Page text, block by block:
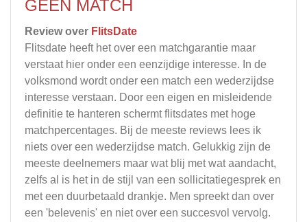
GEEN MATCH
Review over FlitsDate
Flitsdate heeft het over een matchgarantie maar
verstaat hier onder een eenzijdige interesse. In de
volksmond wordt onder een match een wederzijdse
interesse verstaan. Door een eigen en misleidende
definitie te hanteren schermt flitsdates met hoge
matchpercentages. Bij de meeste reviews lees ik
niets over een wederzijdse match. Gelukkig zijn de
meeste deelnemers maar wat blij met wat aandacht,
zelfs al is het in de stijl van een sollicitatiegesprek en
met een duurbetaald drankje. Men spreekt dan over
een 'belevenis' en niet over een succesvol vervolg.